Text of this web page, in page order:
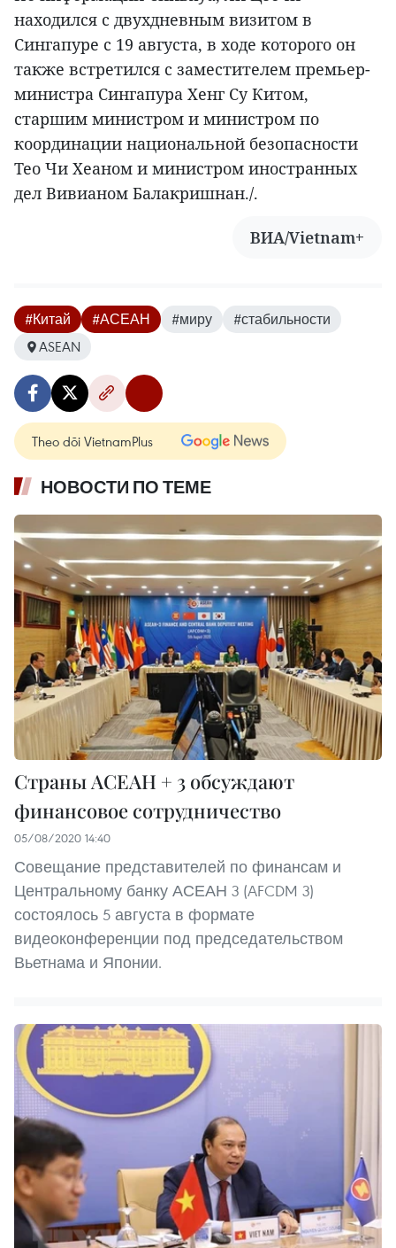
находился с двухдневным визитом в
Сингапуре с 19 августа, в ходе которого он
также встретился с заместителем премьер-
министра Сингапура Хенг Су Китом,
старшим министром и министром по
координации национальной безопасности
Тео Чи Хеаном и министром иностранных
дел Вивианом Балакришнан./.
ВИА/Vietnam+
#Китай #АСЕАН #миру
#стабильности
ASEAN
Theo dõi VietnamPlus
НОВОСТИ ПО ТЕМЕ
Страны АСЕАН + 3 обсуждают
финансовое сотрудничество
05/08/2020 14:40
Совещание представителей по финансам и
Центральному банку АСЕАН 3 (AFCDM 3)
состоялось 5 августа в формате
видеоконференции под председательством
Вьетнама и Японии.